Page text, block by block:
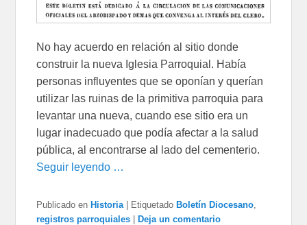
No hay acuerdo en relación al sitio donde
construir la nueva Iglesia Parroquial. Había
personas influyentes que se oponían y querían
utilizar las ruinas de la primitiva parroquia para
levantar una nueva, cuando ese sitio era un
lugar inadecuado que podía afectar a la salud
pública, al encontrarse al lado del cementerio.
Seguir leyendo …
Publicado en Historia Etiquetado Boletín Diocesano
registros parroquiales
Deja un comentario